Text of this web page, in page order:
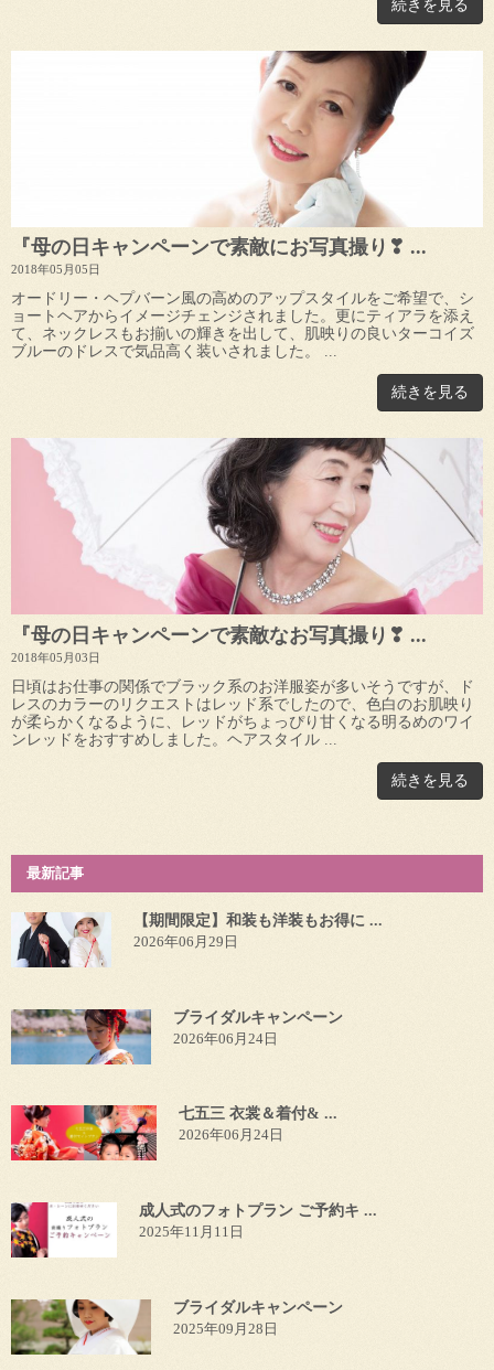
続きを見る
『母の日キャンペーンで素敵にお写真撮り❣ ...
2018年05月05日
オードリー・ヘプバーン風の高めのアップスタイルをご希望で、シ
ョートヘアからイメージチェンジされました。更にティアラを添え
て、ネックレスもお揃いの輝きを出して、肌映りの良いターコイズ
ブルーのドレスで気品高く装いされました。 ...
続きを見る
『母の日キャンペーンで素敵なお写真撮り❣ ...
2018年05月03日
日頃はお仕事の関係でブラック系のお洋服姿が多いそうですが、ド
レスのカラーのリクエストはレッド系でしたので、色白のお肌映り
が柔らかくなるように、レッドがちょっぴり甘くなる明るめのワイ
ンレッドをおすすめしました。ヘアスタイル ...
続きを見る
最新記事
【期間限定】和装も洋装もお得に ...
2026年06月29日
ブライダルキャンペーン
2026年06月24日
七五三 衣裳＆着付& ...
2026年06月24日
成人式のフォトプラン ご予約キ ...
2025年11月11日
ブライダルキャンペーン
2025年09月28日